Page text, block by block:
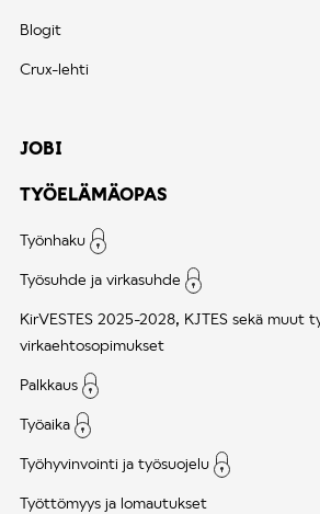
Blogit
Crux-lehti
JOBI
TYÖELÄMÄOPAS
Työnhaku
Työsuhde ja virkasuhde
KirVESTES 2025-2028, KJTES sekä muut
virkaehtosopimukset
Palkkaus
Työaika
Työhyvinvointi ja työsuojelu
Työttömyys ja lomautukset